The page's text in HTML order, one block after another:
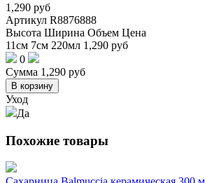
1,290 руб
Артикул R8876888
Высота Ширина Объем Цена
11см 7см 220мл 1,290 руб
0
Сумма 1,290 руб
В корзину
Уход
Да
Похожие товары